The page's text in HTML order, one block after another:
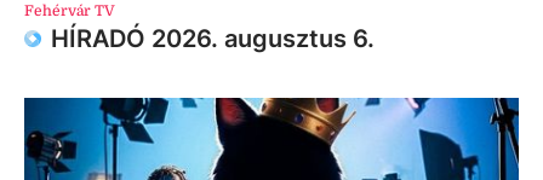
Fehérvár TV
HÍRADÓ 2026. augusztus 6.